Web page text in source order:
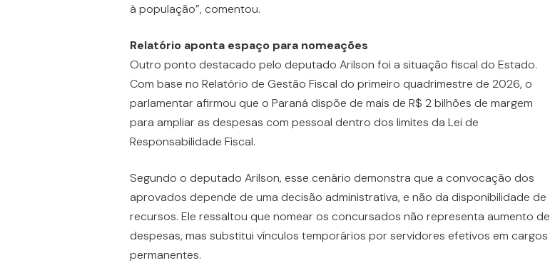
à população”, comentou.
Relatório aponta espaço para nomeações
Outro ponto destacado pelo deputado Arilson foi a situação fiscal do Estado.
Com base no Relatório de Gestão Fiscal do primeiro quadrimestre de 2026, o
parlamentar afirmou que o Paraná dispõe de mais de R$ 2 bilhões de margem
para ampliar as despesas com pessoal dentro dos limites da Lei de
Responsabilidade Fiscal.
Segundo o deputado Arilson, esse cenário demonstra que a convocação dos
aprovados depende de uma decisão administrativa, e não da disponibilidade de
recursos. Ele ressaltou que nomear os concursados não representa aumento de
despesas, mas substitui vínculos temporários por servidores efetivos em cargos
permanentes.